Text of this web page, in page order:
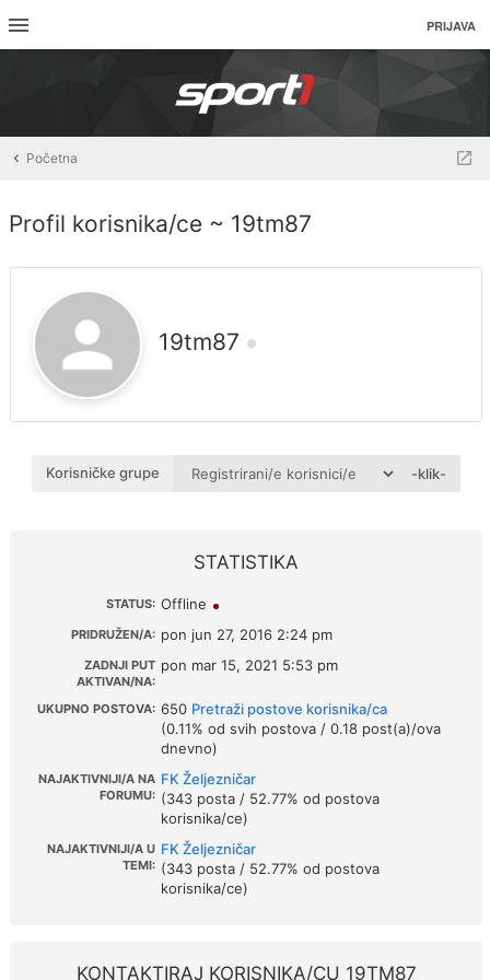
PRIJAVA
Početna
Profil korisnika/ce ~ 19tm87
19tm87
Korisničke grupe -klik-
STATISTIKA
STATUS: Offline
PRIDRUŽEN/A: pon jun 27, 2016 2:24 pm
ZADNJI PUT
AKTIVAN/NA:
pon mar 15, 2021 5:53 pm
UKUPNO POSTOVA: 650 Pretraži postove korisnika/ca
(0.11% od svih postova / 0.18 post(a)/ova
dnevno)
NAJAKTIVNIJI/A NA
FORUMU:
FK Željezničar
(343 posta / 52.77% od postova
korisnika/ce)
NAJAKTIVNIJI/A U
TEMI:
FK Željezničar
(343 posta / 52.77% od postova
korisnika/ce)
KONTAKTIRAJ KORISNIKA/CU 19TM87